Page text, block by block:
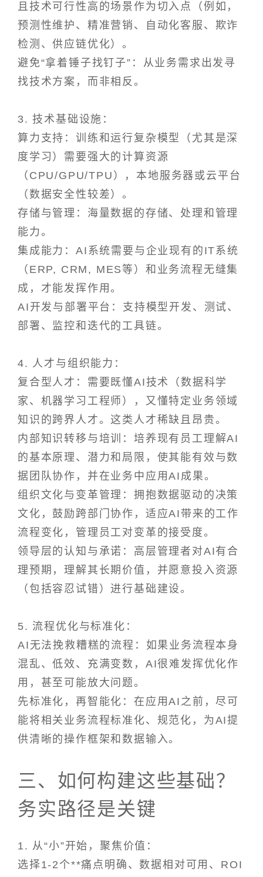
且技术可行性高的场景作为切入点（例如，
预测性维护、精准营销、自动化客服、欺诈
检测、供应链优化）。
避免“拿着锤子找钉子”：从业务需求出发寻
找技术方案，而非相反。
3. 技术基础设施：
算力支持：训练和运行复杂模型（尤其是深
度学习）需要强大的计算资源
（CPU/GPU/TPU），本地服务器或云平台
（数据安全性较差）。
存储与管理：海量数据的存储、处理和管理
能力。
集成能力：AI系统需要与企业现有的IT系统
（ERP, CRM, MES等）和业务流程无缝集
成，才能发挥作用。
AI开发与部署平台：支持模型开发、测试、
部署、监控和迭代的工具链。
4. 人才与组织能力：
复合型人才：需要既懂AI技术（数据科学
家、机器学习工程师），又懂特定业务领域
知识的跨界人才。这类人才稀缺且昂贵。
内部知识转移与培训：培养现有员工理解AI
的基本原理、潜力和局限，使其能有效与数
据团队协作，并在业务中应用AI成果。
组织文化与变革管理：拥抱数据驱动的决策
文化，鼓励跨部门协作，适应AI带来的工作
流程变化，管理员工对变革的接受度。
领导层的认知与承诺：高层管理者对AI有合
理预期，理解其长期价值，并愿意投入资源
（包括容忍试错）进行基础建设。
5. 流程优化与标准化：
AI无法挽救糟糕的流程：如果业务流程本身
混乱、低效、充满变数，AI很难发挥优化作
用，甚至可能放大问题。
先标准化，再智能化：在应用AI之前，尽可
能将相关业务流程标准化、规范化，为AI提
供清晰的操作框架和数据输入。
三、如何构建这些基础？
务实路径是关键
1. 从“小”开始，聚焦价值：
选择1-2个**痛点明确、数据相对可用、ROI